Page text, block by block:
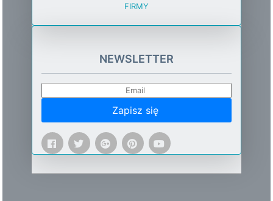
FIRMY
NEWSLETTER
Zapisz się